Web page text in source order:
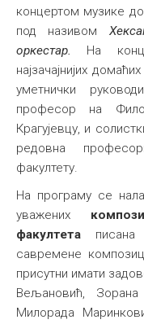
Међународна
концертом музике
под називом
оркестар.
На
најзачајнијих
уметнички
професор на
Крагујевцу, и
редовна
факултету.
На програму се
уважених
факултета писана
савремене
присутни имати
Вељановић,
Милорада